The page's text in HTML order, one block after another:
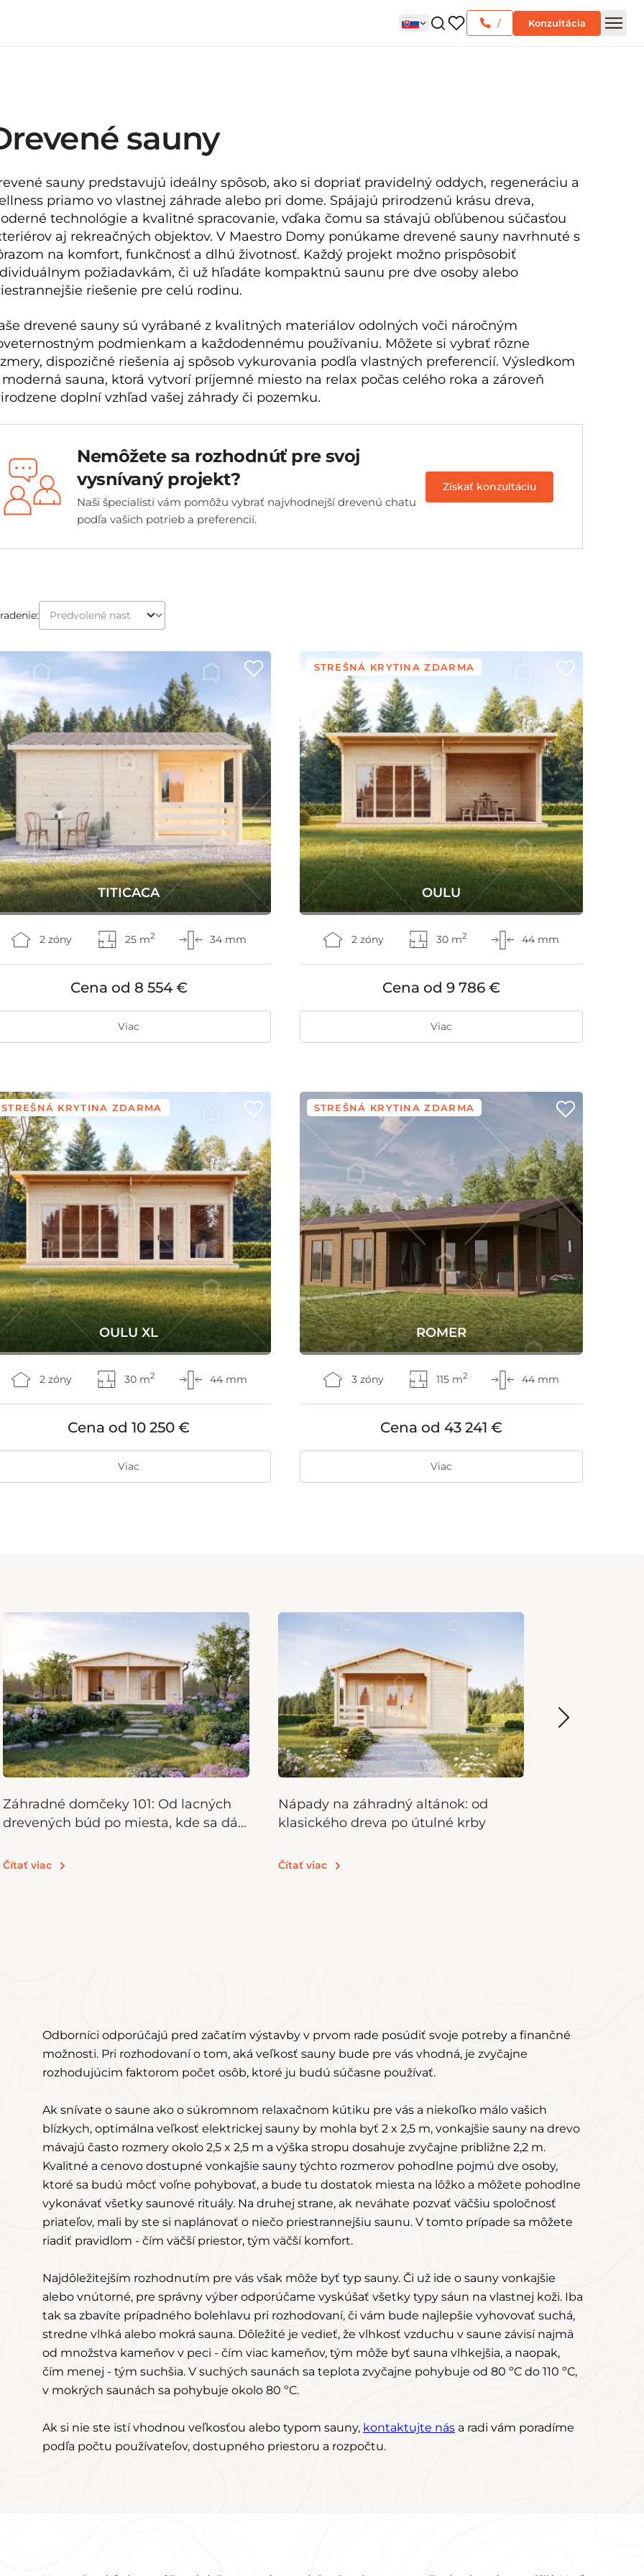
/ Konzultácia
sauny
sauny predstavujú ideálny spôsob, ako si dopriať pravidelný oddych, regeneráciu a
priamo vo vlastnej záhrade alebo pri dome. Spájajú prirodzenú krásu dreva,
technológie a kvalitné spracovanie, vďaka čomu sa stávajú obľúbenou súčasťou
aj rekreačných objektov. V Maestro Domy ponúkame drevené sauny navrhnuté s
na komfort, funkčnosť a dlhú životnosť. Každý projekt možno prispôsobiť
požiadavkám, či už hľadáte kompaktnú saunu pre dve osoby alebo
riešenie pre celú rodinu.
drevené sauny sú vyrábané z kvalitných materiálov odolných voči náročným
podmienkam a každodennému používaniu. Môžete si vybrať rôzne
dispozičné riešenia aj spôsob vykurovania podľa vlastných preferencií. Výsledkom
moderná sauna, ktorá vytvorí príjemné miesto na relax počas celého roka a zároveň
doplní vzhľad vašej záhrady či pozemku.
Nemôžete sa rozhodnúť pre svoj
vysnívaný projekt?
Naši špecialisti vám pomôžu vybrať najvhodnejší drevenú chatu
podľa vašich potrieb a preferencií.
Získať konzultáciu
TITICACA
2 zóny 25 m2 34 mm
Cena od 8 554 €
Viac
STREŠNÁ KRYTINA ZDARMA
OULU
2 zóny 30 m2 44 mm
Cena od 9 786 €
Viac
STREŠNÁ KRYTINA ZDARMA
OULU XL
2 zóny 30 m2 44 mm
Cena od 10 250 €
Viac
STREŠNÁ KRYTINA ZDARMA
ROMER
3 zóny 115 m2 44 mm
Cena od 43 241 €
Viac
Záhradné domčeky 101: Od lacných
drevených búd po miesta, kde sa dá
Čítať viac
Nápady na záhradný altánok: od
klasického dreva po útulné krby
Čítať viac
Odborníci odporúčajú pred začatím výstavby v prvom rade posúdiť svoje potreby a finančné
možnosti. Pri rozhodovaní o tom, aká veľkosť sauny bude pre vás vhodná, je zvyčajne
rozhodujúcim faktorom počet osôb, ktoré ju budú súčasne používať.
Ak snívate o saune ako o súkromnom relaxačnom kútiku pre vás a niekoľko málo vašich
blízkych, optimálna veľkosť elektrickej sauny by mohla byť 2 x 2,5 m, vonkajšie sauny na drevo
mávajú často rozmery okolo 2,5 x 2,5 m a výška stropu dosahuje zvyčajne približne 2,2 m.
Kvalitné a cenovo dostupné vonkajšie sauny týchto rozmerov pohodlne pojmú dve osoby,
ktoré sa budú môcť voľne pohybovať, a bude tu dostatok miesta na lôžko a môžete pohodlne
vykonávať všetky saunové rituály. Na druhej strane, ak neváhate pozvať väčšiu spoločnosť
priateľov, mali by ste si naplánovať o niečo priestrannejšiu saunu. V tomto prípade sa môžete
riadiť pravidlom - čím väčší priestor, tým väčší komfort.
Najdôležitejším rozhodnutím pre vás však môže byť typ sauny. Či už ide o sauny vonkajšie
alebo vnútorné, pre správny výber odporúčame vyskúšať všetky typy sáun na vlastnej koži. Iba
tak sa zbavíte prípadného bolehlavu pri rozhodovaní, či vám bude najlepšie vyhovovať suchá,
stredne vlhká alebo mokrá sauna. Dôležité je vedieť, že vlhkosť vzduchu v saune závisí najmä
od množstva kameňov v peci - čím viac kameňov, tým môže byť sauna vlhkejšia, a naopak,
čím menej - tým suchšia. V suchých saunách sa teplota zvyčajne pohybuje od 80 ºC do 110 ºC,
v mokrých saunách sa pohybuje okolo 80 ºC.
Ak si nie ste istí vhodnou veľkosťou alebo typom sauny, kontaktujte nás a radi vám poradíme
podľa počtu používateľov, dostupného priestoru a rozpočtu.